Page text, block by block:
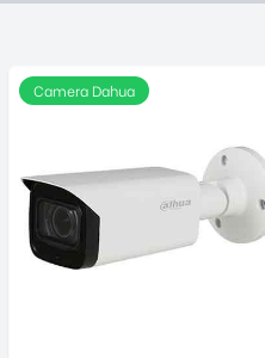
Camera Dahua